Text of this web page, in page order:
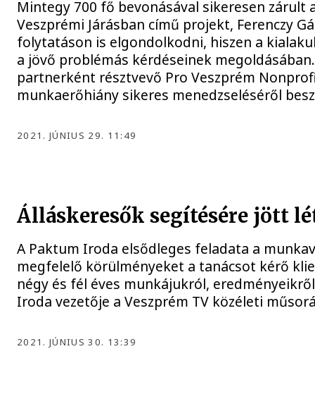
Mintegy 700 fő bevonásával sikeresen
Veszprémi Járásban című projekt, Ferenczy
folytatáson is elgondolkodni, hiszen a
a jövő problémás kérdéseinek
partnerként résztvevő Pro Veszprém
munkaerőhiány sikeres menedzseléséről
2021. JÚNIUS 29. 11:49
Álláskeresők segítésére jött
A Paktum Iroda elsődleges feladata a
megfelelő körülményeket a tanácsot kérő
négy és fél éves munkájukról,
Iroda vezetője a Veszprém TV közéleti
2021. JÚNIUS 30. 13:39